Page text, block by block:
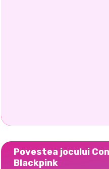
Povestea jocului
Blackpink